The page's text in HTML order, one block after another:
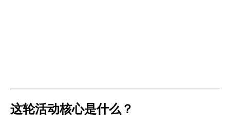
这轮活动核心是什么？